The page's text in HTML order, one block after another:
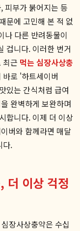
피부가 붉어지는 등
때문에 고민해 본 적 없
나 다른 반려동물이
겁니다. 이러한 번거
최근 먹는 심장사상충
로 '하트세이버
있는 간식처럼 급여
완벽하게 보완하며
합니다. 이제 더 이상
버와 함께라면 매달
다.
더 이상 걱정
장사상충약은 수십